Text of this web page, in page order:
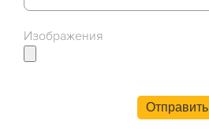
Изображения
Отправить